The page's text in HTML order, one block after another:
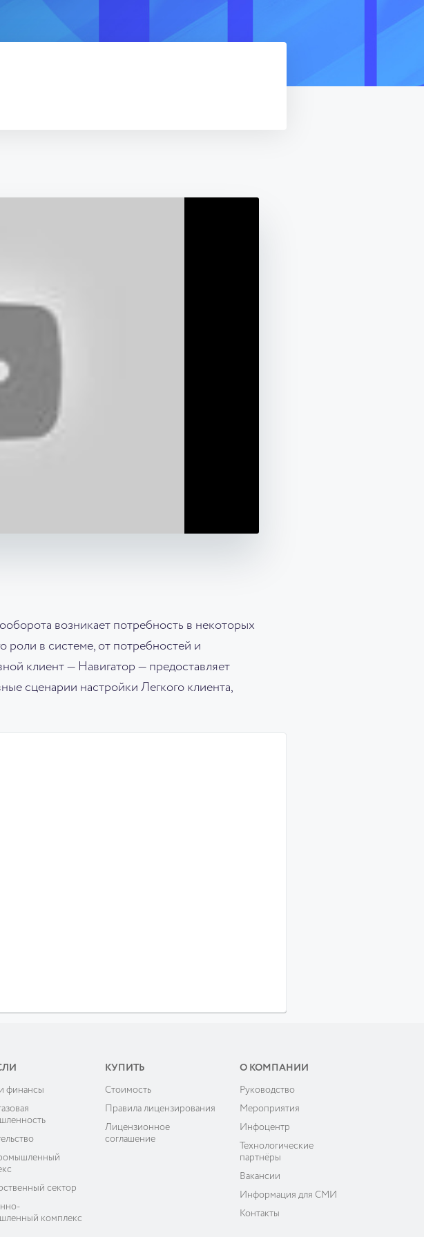
возникает потребность в некоторых
роли в системе, от потребностей и
клиент — Навигатор — предоставляет
сценарии настройки Легкого клиента,
финансы
сектор
комплекс
КУПИТЬ
Cтоимость
Правила лицензирования
Лицензионное
соглашение
О КОМПАНИИ
Руководство
Мероприятия
Инфоцентр
Технологические
партнёры
Вакансии
Информация для СМИ
Контакты